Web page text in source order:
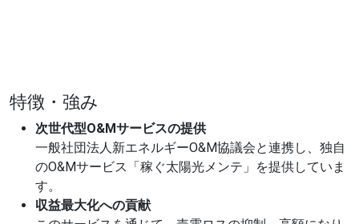
特徴・強み
次世代型O&Mサービスの提供
一般社団法人新エネルギーO&M協議会と連携し、独自
のO&Mサービス「稼ぐ太陽光メンテ」を提供していま
す。
収益最大化への貢献